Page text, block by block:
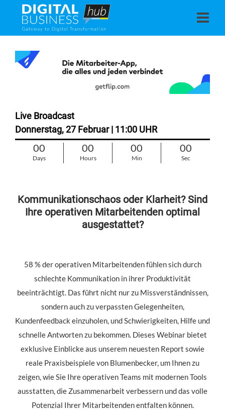
Live Broadcast
Donnerstag, 27 Februar | 11:00 UHR
00
Days
00
Hours
00
Min
00
Sec
Kommunikationschaos oder Klarheit? Sind
Ihre operativen Mitarbeitenden optimal
ausgestattet?
58 % der operativen Mitarbeitenden fühlen sich durch
schlechte Kommunikation in ihrer Produktivität
beeinträchtigt. Das führt nicht nur zu Missverständnissen,
sondern auch zu verpassten Gelegenheiten,
Kundenfeedback einzuholen, und Schwierigkeiten, Hilfe und
schnelle Antworten zu bekommen. Dieses Webinar bietet
exklusive Einblicke aus unserem neuesten Report sowie
reale Praxisbeispiele von Blumenbecker, um Ihnen zu
zeigen, wie Sie Ihre operativen Teams mit modernen Tools
ausstatten, die Zusammenarbeit verbessern und das volle
Potenzial Ihrer Mitarbeitenden entfalten können.